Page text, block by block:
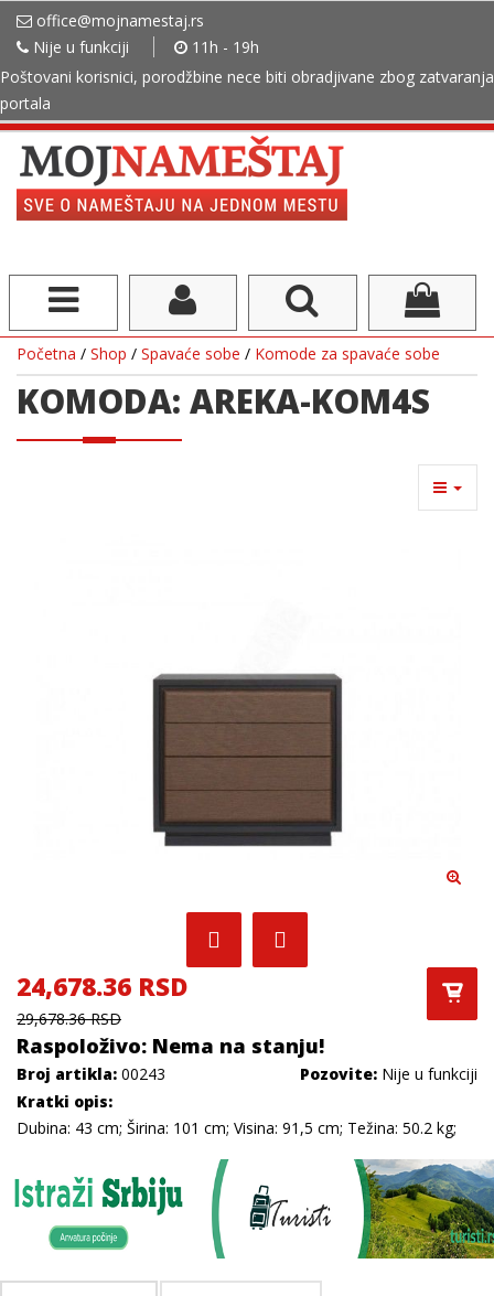
office@mojnamestaj.rs
Nije u funkciji
11h - 19h
Poštovani korisnici, porodžbine nece biti obradjivane zbog zatvaranja
portala
Početna / Shop / Spavaće sobe / Komode za spavaće sobe
KOMODA: AREKA-KOM4S
24,678.36 RSD
29,678.36 RSD
Raspoloživo: Nema na stanju!
Broj artikla: 00243 Pozovite: Nije u funkciji
Kratki opis:
Dubina: 43 cm; Širina: 101 cm; Visina: 91,5 cm; Težina: 50.2 kg;